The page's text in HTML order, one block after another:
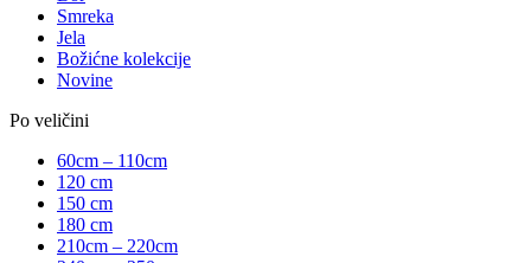
Smreka
Jela
Božićne kolekcije
Novine
Po veličini
60cm – 110cm
120 cm
150 cm
180 cm
210cm – 220cm